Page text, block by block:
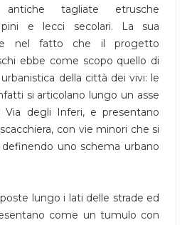
antiche tagliate etrusche
e lecci secolari. La sua
nel fatto che il progetto
ebbe come scopo quello di
della città dei vivi: le
si articolano lungo un asse
Via degli Inferi, e presentano
con vie minori che si
uno schema urbano
lungo i lati delle strade ed
come un tumulo con